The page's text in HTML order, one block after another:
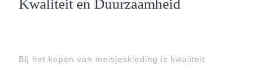
Kwaliteit en Duurzaamheid
Bij het kopen van meisjeskleding is kwaliteit